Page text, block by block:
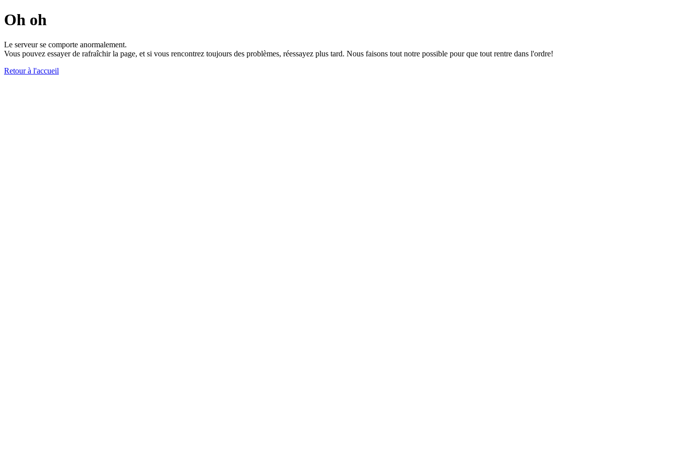
Oh oh
Le serveur se comporte anormalement.
Vous pouvez essayer de rafraîchir la page, et si vous rencontrez toujours des problèmes, réessayez plus tard. Nous faisons tout notre possible pour que tout rentre dans l'ordre!
Retour à l'accueil